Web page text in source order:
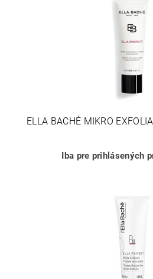
ELLA BACHÉ MIKRO
Iba pre prihlásených